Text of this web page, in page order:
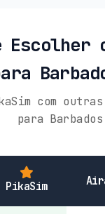
Escolher
com
para Barbados
PikaSim